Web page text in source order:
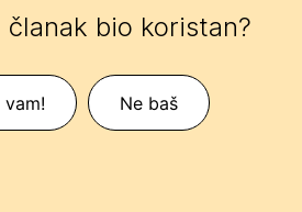
članak bio koristan?
vam! Ne baš